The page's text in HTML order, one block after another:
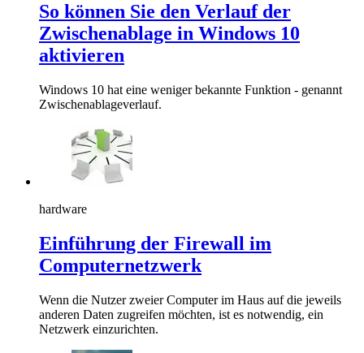
So können Sie den Verlauf der
Zwischenablage in Windows 10
aktivieren
Windows 10 hat eine weniger bekannte Funktion - genannt
Zwischenablageverlauf.
hardware
Einführung der Firewall im
Computernetzwerk
Wenn die Nutzer zweier Computer im Haus auf die jeweils
anderen Daten zugreifen möchten, ist es notwendig, ein
Netzwerk einzurichten.